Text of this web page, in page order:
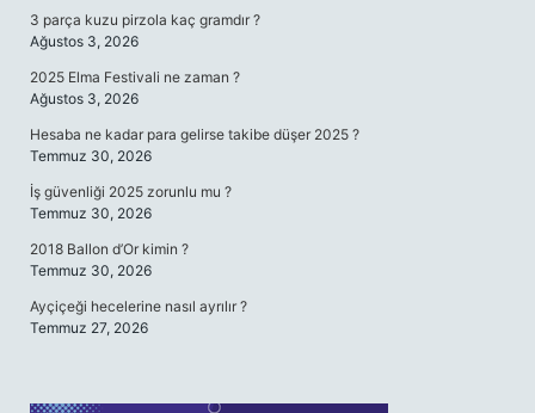
3 parça kuzu pirzola kaç gramdır ?
Ağustos 3, 2026
2025 Elma Festivali ne zaman ?
Ağustos 3, 2026
Hesaba ne kadar para gelirse takibe düşer 2025 ?
Temmuz 30, 2026
İş güvenliği 2025 zorunlu mu ?
Temmuz 30, 2026
2018 Ballon d’Or kimin ?
Temmuz 30, 2026
Ayçiçeği hecelerine nasıl ayrılır ?
Temmuz 27, 2026